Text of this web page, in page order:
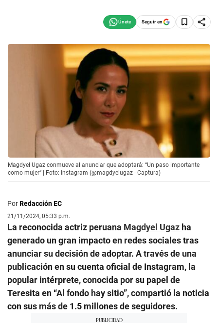
Seguir en
Magdyel Ugaz conmueve al anunciar que adoptará: “Un paso importante
como mujer” | Foto: Instagram (@magdyelugaz - Captura)
PorRedacción EC
21/11/2024, 05:33 p.m.
La reconocida actriz peruana Magdyel Ugaz ha
generado un gran impacto en redes sociales tras
anunciar su decisión de adoptar. A través de una
publicación en su cuenta oficial de Instagram, la
popular intérprete, conocida por su papel de
Teresita en “Al fondo hay sitio”, compartió la noticia
con sus más de 1.5 millones de seguidores.